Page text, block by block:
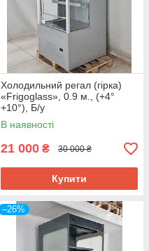
Холодильний регал (гірка)
«Frigoglass», 0.9 м., (+4°
+10°), Б/у
В наявності
21 000 ₴ 30 000 ₴
Купити
–26%